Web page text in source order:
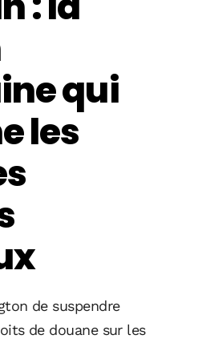
qui
les
de suspendre
de douane sur les